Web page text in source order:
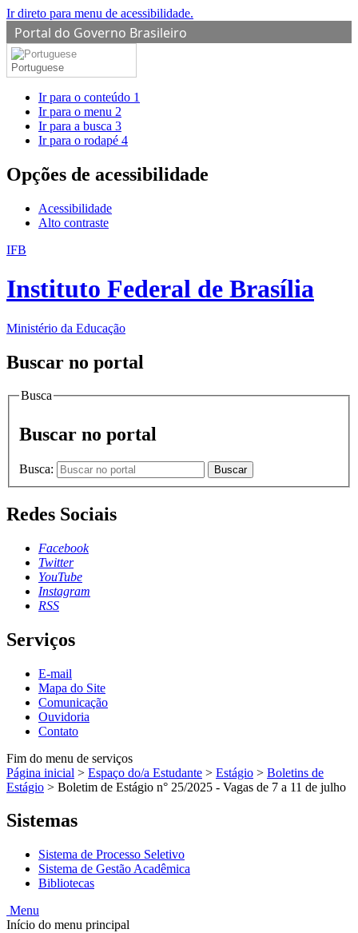
Ir direto para menu de acessibilidade.
Portal do Governo Brasileiro
Portuguese
Ir para o conteúdo 1
Ir para o menu 2
Ir para a busca 3
Ir para o rodapé 4
Opções de acessibilidade
Acessibilidade
Alto contraste
IFB
Instituto Federal de Brasília
Ministério da Educação
Buscar no portal
Busca
Buscar no portal
Busca: Buscar
Redes Sociais
Facebook
Twitter
YouTube
Instagram
RSS
Serviços
E-mail
Mapa do Site
Comunicação
Ouvidoria
Contato
Fim do menu de serviços
Página inicial > Espaço do/a Estudante > Estágio > Boletins de
Estágio > Boletim de Estágio n° 25/2025 - Vagas de 7 a 11 de julho
Sistemas
Sistema de Processo Seletivo
Sistema de Gestão Acadêmica
Bibliotecas
Menu
Início do menu principal